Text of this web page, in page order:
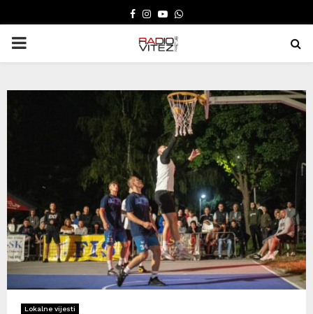
FACEBOOK
INSTAGRAM
YOUTUBE
WHATSAPP
PRIMARY
Lokalne vijesti